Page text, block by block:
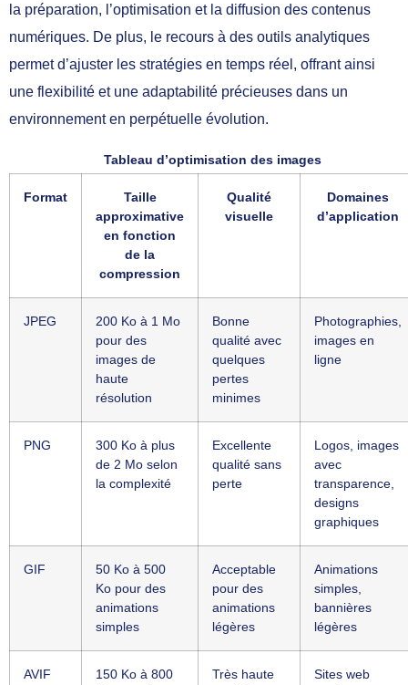
la préparation, l’optimisation et la diffusion des contenus
numériques. De plus, le recours à des outils analytiques
permet d’ajuster les stratégies en temps réel, offrant ainsi
une flexibilité et une adaptabilité précieuses dans un
environnement en perpétuelle évolution.
Tableau d’optimisation des images
Format
Taille
approximative
en fonction
de la
compression
Qualité
visuelle
Domaines
d’application
JPEG
200 Ko à 1 Mo
pour des
images de
haute
résolution
Bonne
qualité avec
quelques
pertes
minimes
Photographies,
images en
ligne
PNG
300 Ko à plus
de 2 Mo selon
la complexité
Excellente
qualité sans
perte
Logos, images
avec
transparence,
designs
graphiques
GIF
50 Ko à 500
Ko pour des
animations
simples
Acceptable
pour des
animations
légères
Animations
simples,
bannières
légères
AVIF
150 Ko à 800
Très haute
Sites web